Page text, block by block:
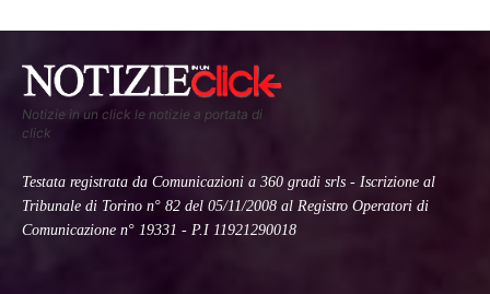
Notizie in un click le notizie a portata di
click
Testata registrata da Comunicazioni a 360 gradi srls - Iscrizione al
Tribunale di Torino n° 82 del 05/11/2008 al Registro Operatori di
Comunicazione n° 19331 - P.I 11921290018